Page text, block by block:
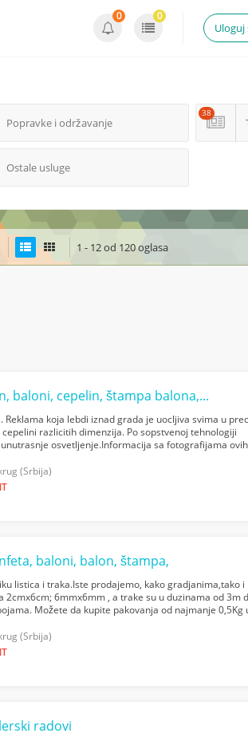
Uloguj
0 0
Popravke i održavanje
38
Ostale usluge
1 - 12 od 120 oglasa
Cepelini, lopte, balon, baloni, cepelin, štampa balona, konfete
Reklama koja lebdi iznad grada je uocljiva svima u
cepelini razlicitih dimenzija. Po sopstvenoj tehnologiji
osvetljenje.Informacija sa fotografijama ovih
(Srbija)
baloni, balon, štampa,
listica i traka.Iste prodajemo, kako gradjanima,tako i
2cmx6cm; 6mmx6mm , a trake su u duzinama od 3m
Možete da kupite pakovanja od najmanje 0,5Kg
(Srbija)
radovi